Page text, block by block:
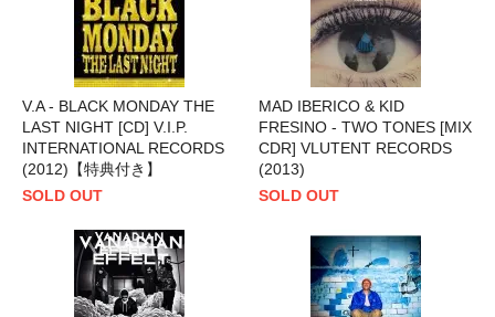
V.A - BLACK MONDAY THE
LAST NIGHT [CD] V.I.P.
INTERNATIONAL RECORDS
(2012)【特典付き】
SOLD OUT
MAD IBERICO & KID
FRESINO - TWO TONES [MIX
CDR] VLUTENT RECORDS
(2013)
SOLD OUT